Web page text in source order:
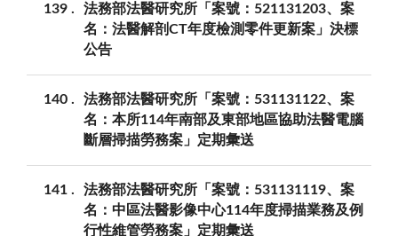
139
法務部法醫研究所「案號：521131203、案
名：法醫解剖CT年度檢測零件更新案」決標
公告
140
法務部法醫研究所「案號：531131122、案
名：本所114年南部及東部地區協助法醫電腦
斷層掃描勞務案」定期彙送
141
法務部法醫研究所「案號：531131119、案
名：中區法醫影像中心114年度掃描業務及例
行性維管勞務案」定期彙送